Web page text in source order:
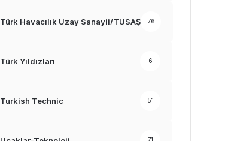
Türk Havacılık Uzay Sanayii/TUSAŞ 76
Türk Yıldızları 6
Turkish Technic 51